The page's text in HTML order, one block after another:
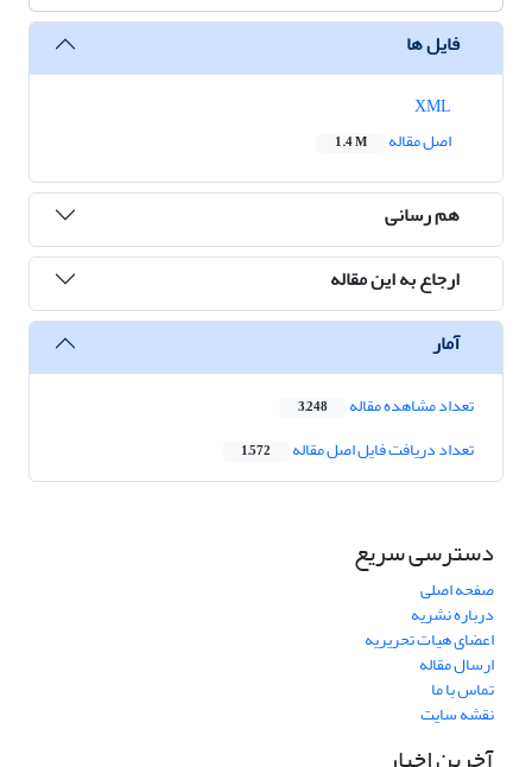
فایل ها
اصل مقاله
1.4 M
هم رسانی
ارجاع به این مقاله
آمار
تعداد مشاهده مقاله 3,248
تعداد دریافت فایل اصل مقاله 1,572
دسترسی سریع
صفحه اصلی
درباره نشریه
اعضای هیات تحریریه
ارسال مقاله
تماس با ما
نقشه سایت